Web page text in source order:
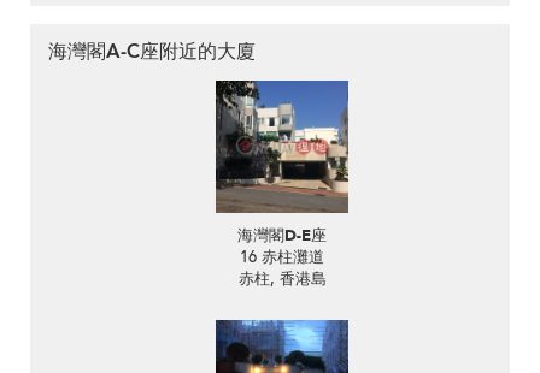
海灣閣A-C座附近的大廈
海灣閣D-E座
16 赤柱灘道
赤柱, 香港島